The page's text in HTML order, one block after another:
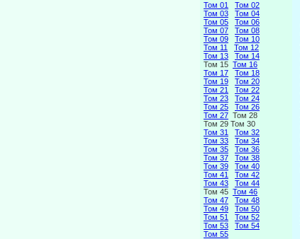
Том 01
Том 02
Том 03
Том 04
Том 05
Том 06
Том 07
Том 08
Том 09
Том 10
Том 11
Том 12
Том 13
Том 14
Том 15 Том 16
Том 17
Том 18
Том 19
Том 20
Том 21
Том 22
Том 23
Том 24
Том 25
Том 26
Том 27 Том 28
Том 29 Том 30
Том 31
Том 32
Том 33
Том 34
Том 35
Том 36
Том 37
Том 38
Том 39
Том 40
Том 41
Том 42
Том 43
Том 44
Том 45 Том 46
Том 47
Том 48
Том 49
Том 50
Том 51
Том 52
Том 53
Том 54
Том 55